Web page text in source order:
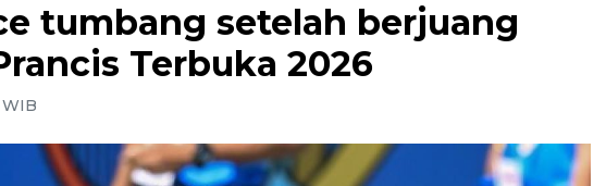
tumbang setelah berjuang
Terbuka 2026
WIB